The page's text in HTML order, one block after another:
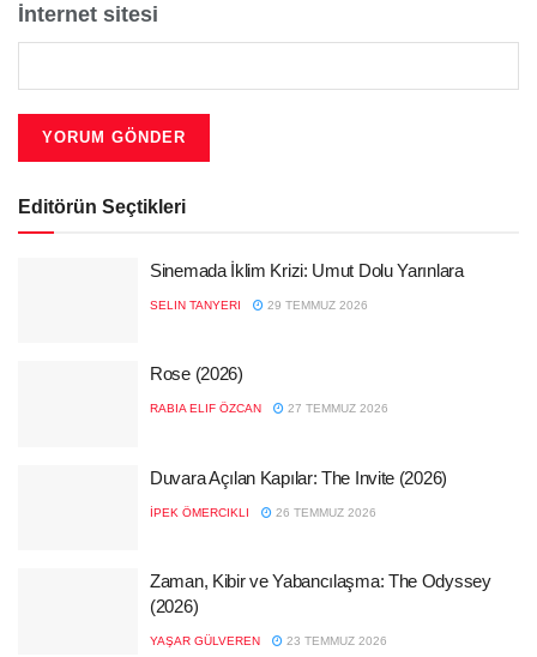
İnternet sitesi
Editörün Seçtikleri
Sinemada İklim Krizi: Umut Dolu Yarınlara
SELIN TANYERI 29 TEMMUZ 2026
Rose (2026)
RABIA ELIF ÖZCAN 27 TEMMUZ 2026
Duvara Açılan Kapılar: The Invite (2026)
İPEK ÖMERCIKLI 26 TEMMUZ 2026
Zaman, Kibir ve Yabancılaşma: The Odyssey
(2026)
YAŞAR GÜLVEREN 23 TEMMUZ 2026